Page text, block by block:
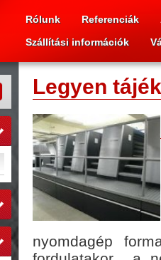
Rólunk Referenciák
Szállítási információk
Legyen
nyomdagép